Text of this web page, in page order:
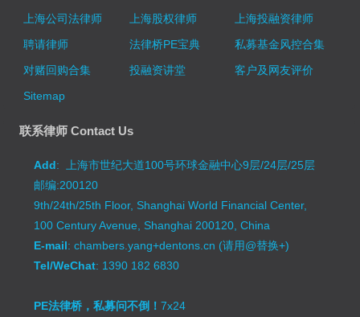
上海公司法律师
上海股权律师
上海投融资律师
聘请律师
法律桥PE宝典
私募基金风控合集
对赌回购合集
投融资讲堂
客户及网友评价
Sitemap
联系律师 Contact Us
Add: 上海市世纪大道100号环球金融中心9层/24层/25层
邮编:200120
9th/24th/25th Floor, Shanghai World Financial Center,
100 Century Avenue, Shanghai 200120, China
E-mail: chambers.yang+dentons.cn (请用@替换+)
Tel/WeChat: 1390 182 6830
PE法律桥，私募问不倒！7x24